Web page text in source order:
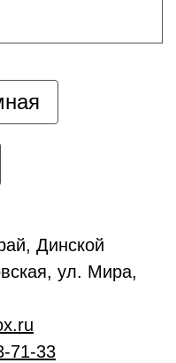
Динской
ул. Мира,
71-33